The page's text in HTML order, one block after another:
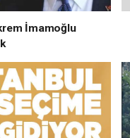
İmamoğlu